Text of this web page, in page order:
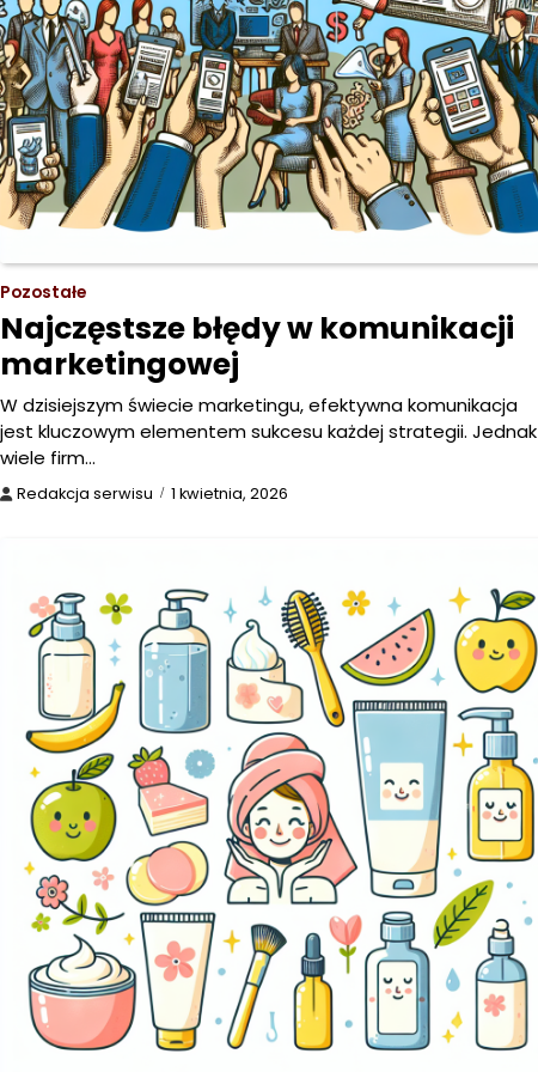
Pozostałe
Najczęstsze błędy w komunikacji
marketingowej
W dzisiejszym świecie marketingu, efektywna komunikacja
jest kluczowym elementem sukcesu każdej strategii. Jednak
wiele firm…
Redakcja serwisu 1 kwietnia, 2026